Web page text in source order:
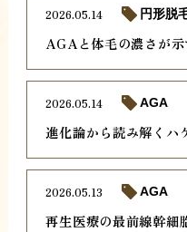
AGAと体毛の濃さが
2026.05.14 円形脱
進化論から読み解くハ
2026.05.14 AGA
再生医療の最前線幹細
2026.05.13 AGA